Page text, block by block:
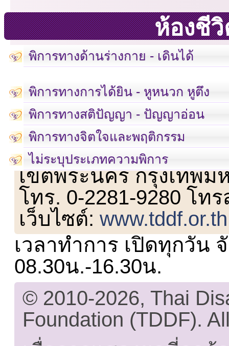
ห้องชี
พิการทางด้านร่างกาย - เดินได้
พิการทางการได้ยิน - หูหนวก หูตึง
พิการทางสติปัญญา - ปัญญาอ่อน
พิการทางจิตใจและพฤติกรรม
ไม่ระบุประเภทความพิการ
เลขที่ 23 ชั้น 2 ถนนวิ
เขตพระนคร กรุงเทพม
โทร. 0-2281-9280 โท
เว็บไซต์:www.tddf.or.th
เวลาทำการ เปิดทุกวัน
08.30น.-16.30น.
© 2010-2026, Thai
Foundation (TDDF).